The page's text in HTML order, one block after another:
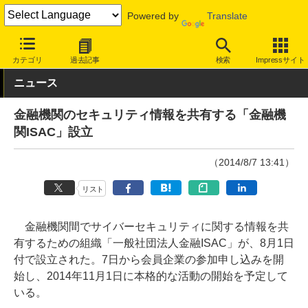
Powered by Translate
カテゴリ 過去記事 検索 Impressサイト
INTERNET Watch トピック その他
ニュース
金融機関のセキュリティ情報を共有する「金融機
関ISAC」設立
（2014/8/7 13:41）
リスト
金融機関間でサイバーセキュリティに関する情報を共
有するための組織「一般社団法人金融ISAC」が、8月1日
付で設立された。7日から会員企業の参加申し込みを開
始し、2014年11月1日に本格的な活動の開始を予定して
いる。